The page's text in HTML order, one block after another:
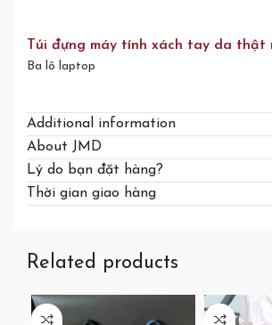
Túi đựng máy tính xách tay da thật
Ba lô laptop
Additional information
About JMD
Lý do bạn đặt hàng?
Thời gian giao hàng
Related products